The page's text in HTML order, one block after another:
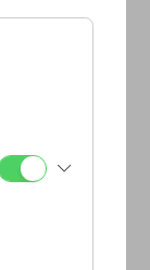
und
Mostverein,